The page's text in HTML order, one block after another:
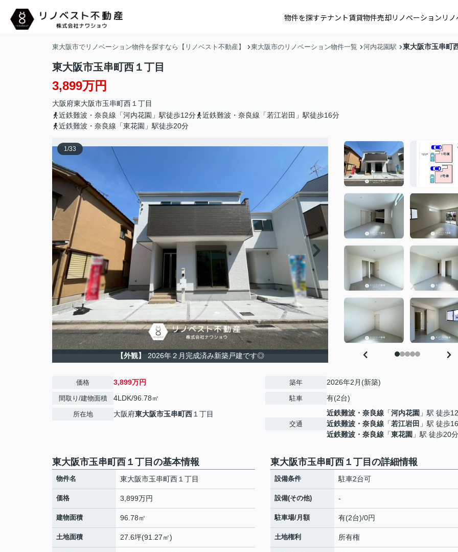
物件を探すテナント賃貸物件売却リノベーション リ
東大阪市でリノベーション物件を探すなら【リノベスト不動産】 東大阪市のリノベーション物件一覧 河内花園駅 東大阪市玉串町
東大阪市玉串町西１丁目
3,899万円
大阪府東大阪市玉串町西 １丁目
近鉄難波・奈良線「河内花園」駅徒歩12分
近鉄難波・奈良線「若江岩田」駅徒歩16分
近鉄難波・奈良線「東花園」駅徒歩20分
1/33
【外観】 2026年２月完成済み新築戸建です◎
価格 3,899万円
間取り/建物面積 4LDK/96.78㎡
所在地 大阪府東大阪市玉串町西 １丁目
築年 2026年2月(新築)
駐車 有(2台)
交通
近鉄難波・奈良線 「河内花園 」駅 徒歩
近鉄難波・奈良線 「若江岩田 」駅 徒歩
近鉄難波・奈良線 「東花園 」駅 徒歩20分
東大阪市玉串町西１丁目の基本情報
物件名 東大阪市玉串町西１丁目
価格 3,899万円
建物面積 96.78㎡
土地面積 27.6坪(91.27㎡)
東大阪市玉串町西１丁目の詳細情報
設備条件 駐車2台可
設備(その他) -
駐車場/月額 有(2台)/0円
土地権利 所有権